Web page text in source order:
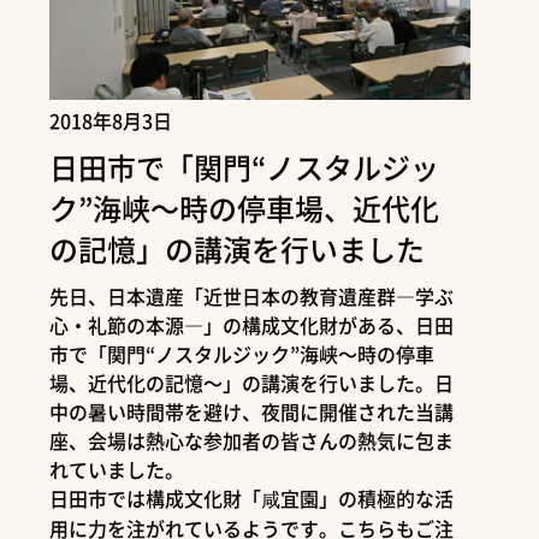
2018年8月3日
日田市で「関門“ノスタルジッ
ク”海峡～時の停車場、近代化
の記憶」の講演を行いました
先日、日本遺産「近世日本の教育遺産群―学ぶ
心・礼節の本源―」の構成文化財がある、日田
市で「関門“ノスタルジック”海峡～時の停車
場、近代化の記憶～」の講演を行いました。日
中の暑い時間帯を避け、夜間に開催された当講
座、会場は熱心な参加者の皆さんの熱気に包ま
れていました。
日田市では構成文化財「咸宜園」の積極的な活
用に力を注がれているようです。こちらもご注